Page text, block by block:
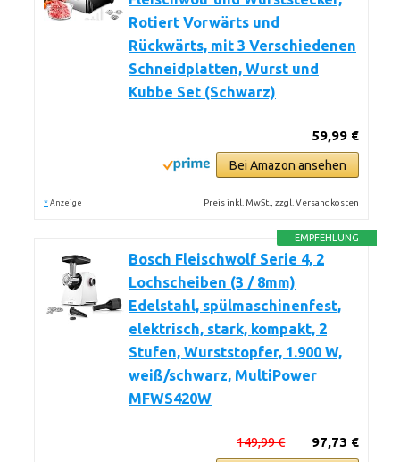
Rotiert Vorwärts und
Rückwärts, mit 3 Verschiedenen
Schneidplatten, Wurst und
Kubbe Set (Schwarz)
59,99 €
Bei Amazon ansehen
* Anzeige Preis inkl. MwSt., zzgl. Versandkosten
EMPFEHLUNG
Bosch Fleischwolf Serie 4, 2
Lochscheiben (3 / 8mm)
Edelstahl, spülmaschinenfest,
elektrisch, stark, kompakt, 2
Stufen, Wurststopfer, 1.900 W,
weiß/schwarz, MultiPower
MFWS420W
97,73 €
149,99 €